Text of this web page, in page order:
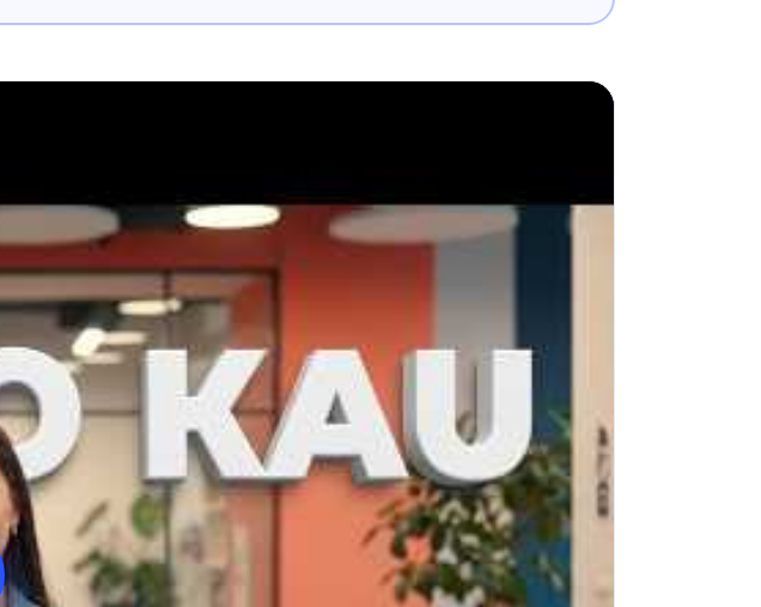
құжаттарды талап етеді. Үлгеру үшін 25 тамызға дейін